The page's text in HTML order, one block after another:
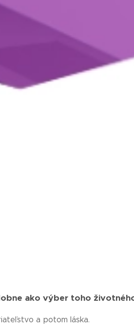
ako výber toho
a potom láska.